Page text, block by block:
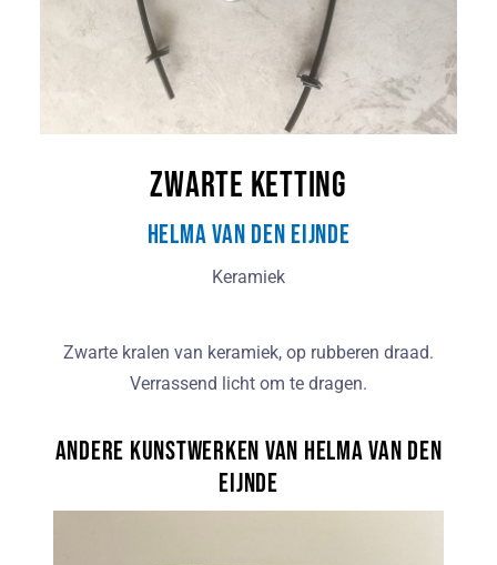
Zwarte ketting
Helma van den Eijnde
Keramiek
Zwarte kralen van keramiek, op rubberen draad.
Verrassend licht om te dragen.
Andere kunstwerken van Helma van den
Eijnde